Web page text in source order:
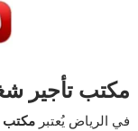
مكتب تأجير
في الرياض يُعتبرمكتب